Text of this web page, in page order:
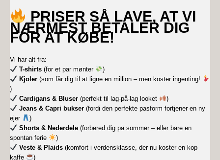
PRISER SÅ LAVE, AT VI
NÆRMEST BETALER DIG
FOR AT KØBE!
Vi har alt fra:
T-shirts(for et par mønter
)
Kjoler(som får dig til at ligne en million – men koster ingenting!
)
Cardigans & Bluser(perfekt til lag-på-lag looket
)
Jeans & Capri bukser(fordi den perfekte pasform fortjener en ny
ejer
)
Shorts & Nederdele(forbered dig på sommer – eller bare en
spontan ferie
)
Veste & Plaids(komfort i verdensklasse, der nu koster en kop
kaffe
)